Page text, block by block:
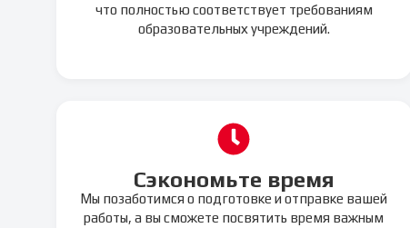
что полностью соответствует требованиям
образовательных учреждений.
Сэкономьте время
Мы позаботимся о подготовке и отправке вашей
работы, а вы сможете посвятить время важным